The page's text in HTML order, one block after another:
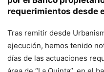
requerimientos desde
Tras remitir desde
ejecución, hemos tenido
días de las actuaciones